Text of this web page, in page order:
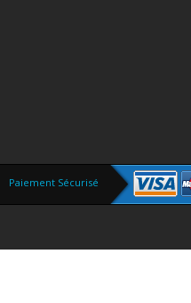
Paiement Sécurisé